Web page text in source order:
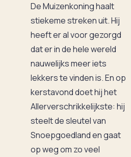
De Muizenkoning haalt
stiekeme streken uit. Hij
heeft er al voor gezorgd
dat er in de hele wereld
nauwelijks meer iets
lekkers te vinden is. En op
kerstavond doet hij het
Allerverschrikkelijkste: hij
steelt de sleutel van
Snoepgoedland en gaat
op weg om zo veel